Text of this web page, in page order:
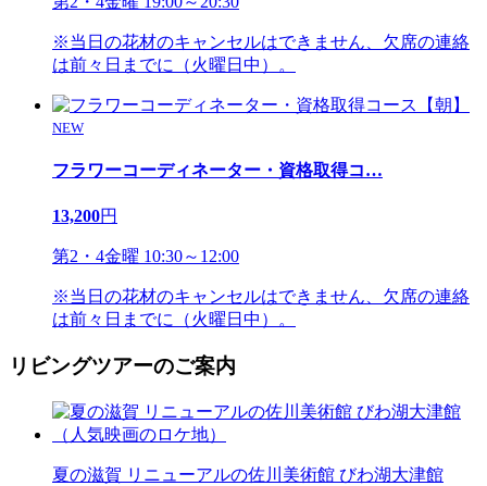
※当日の花材のキャンセルはできません、欠席の連絡
は前々日までに（火曜日中）。
NEW
フラワーコーディネーター・資格取得コ…
13,200円
第2・4金曜 10:30～12:00
※当日の花材のキャンセルはできません、欠席の連絡
は前々日までに（火曜日中）。
リビングツアーのご案内
夏の滋賀 リニューアルの佐川美術館 びわ湖大津館